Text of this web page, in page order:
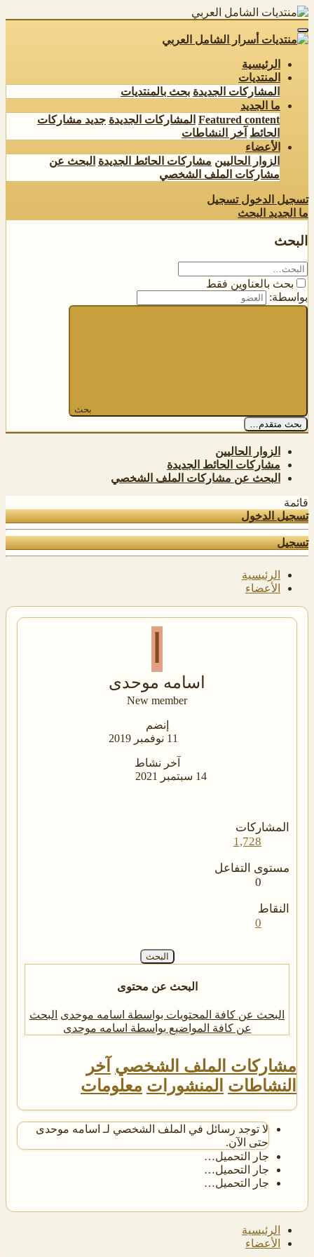
الرئيسية
المنتديات
المشاركات الجديدة بحث بالمنتديات
ما الجديد
Featured content المشاركات الجديدة جديد مشاركات
الحائط آخر النشاطات
الأعضاء
الزوار الحاليين مشاركات الحائط الجديدة البحث عن
مشاركات الملف الشخصي
تسجيل الدخول تسجيل
ما الجديد البحث
البحث
بحث بالعناوين فقط
بواسطة:
بحث
بحث متقدم…
الزوار الحاليين
مشاركات الحائط الجديدة
البحث عن مشاركات الملف الشخصي
قائمة
تسجيل الدخول
تسجيل
الرئيسية
الأعضاء
اسامه موحدی
New member
إنضم
11 نوفمبر 2019
آخر نشاط
14 سبتمبر 2021
المشاركات
1,728
مستوى التفاعل
0
النقاط
0
البحث
البحث عن محتوى
البحث عن كافة المحتويات بواسطة اسامه موحدی البحث
عن كافة المواضيع بواسطة اسامه موحدی
مشاركات الملف الشخصي آخر
النشاطات المنشورات معلومات
لا توجد رسائل في الملف الشخصي لـ اسامه موحدی
حتى الآن.
جار التحميل…
جار التحميل…
جار التحميل…
الرئيسية
الأعضاء